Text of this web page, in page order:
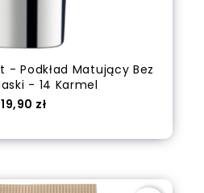
- Podkład Matujący Bez
- 14 Karmel
Cena
19,90 zł